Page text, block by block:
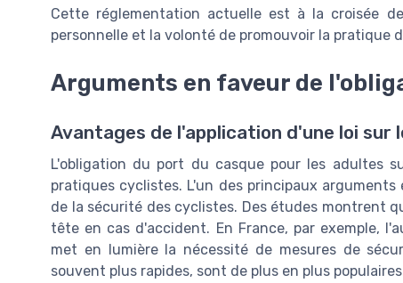
Cette réglementation actuelle est à la croisée
personnelle et la volonté de promouvoir la pratique
Arguments en faveur de
Avantages de l'application d'une loi sur
L'obligation du port du casque pour les adultes
pratiques cyclistes. L'un des principaux
de la sécurité des cyclistes. Des études montrent
tête en cas d'accident. En France, par exemple,
met en lumière la nécessité de mesures de
souvent plus rapides, sont de plus en plus